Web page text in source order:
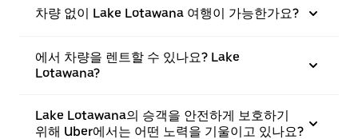
차량 없이 Lake Lotawana 여행이 가능한가요?
에서 차량을 렌트할 수 있나요? Lake
Lotawana?
Lake Lotawana의 승객을 안전하게 보호하기
위해 Uber에서는 어떤 노력을 기울이고 있나요?